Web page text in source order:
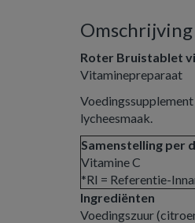
Omschrijving
Roter Bruistablet
Vitaminepreparaat
lycheesmaak.
Samenstelling per
Vitamine C
*RI = Referentie-
Ingrediënten
Voedingszuur